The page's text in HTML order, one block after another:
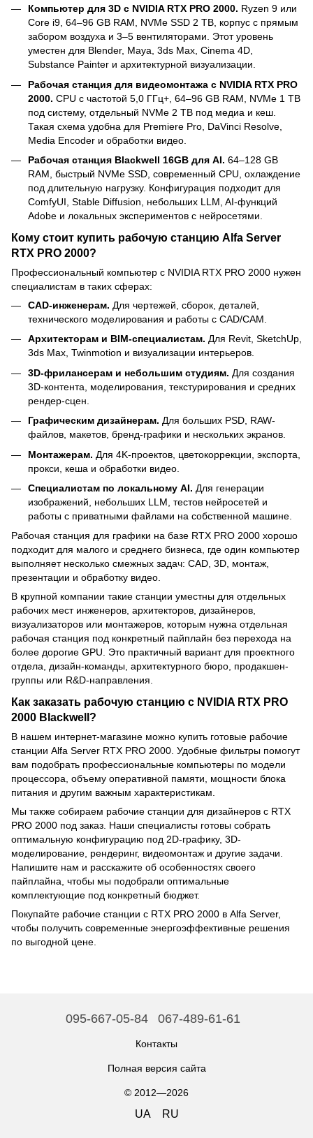
Компьютер для 3D с NVIDIA RTX PRO 2000. Ryzen 9 или
Core i9, 64–96 GB RAM, NVMe SSD 2 TB, корпус с прямым
забором воздуха и 3–5 вентиляторами. Этот уровень
уместен для Blender, Maya, 3ds Max, Cinema 4D,
Substance Painter и архитектурной визуализации.
Рабочая станция для видеомонтажа с NVIDIA RTX PRO
2000. CPU с частотой 5,0 ГГц+, 64–96 GB RAM, NVMe 1 TB
под систему, отдельный NVMe 2 TB под медиа и кеш.
Такая схема удобна для Premiere Pro, DaVinci Resolve,
Media Encoder и обработки видео.
Рабочая станция Blackwell 16GB для AI. 64–128 GB
RAM, быстрый NVMe SSD, современный CPU, охлаждение
под длительную нагрузку. Конфигурация подходит для
ComfyUI, Stable Diffusion, небольших LLM, AI-функций
Adobe и локальных экспериментов с нейросетями.
Кому стоит купить рабочую станцию Alfa Server
RTX PRO 2000?
Профессиональный компьютер с NVIDIA RTX PRO 2000 нужен
специалистам в таких сферах:
CAD-инженерам. Для чертежей, сборок, деталей,
технического моделирования и работы с CAD/CAM.
Архитекторам и BIM-специалистам. Для Revit, SketchUp,
3ds Max, Twinmotion и визуализации интерьеров.
3D-фрилансерам и небольшим студиям. Для создания
3D-контента, моделирования, текстурирования и средних
рендер-сцен.
Графическим дизайнерам. Для больших PSD, RAW-
файлов, макетов, бренд-графики и нескольких экранов.
Монтажерам. Для 4K-проектов, цветокоррекции, экспорта,
прокси, кеша и обработки видео.
Специалистам по локальному AI. Для генерации
изображений, небольших LLM, тестов нейросетей и
работы с приватными файлами на собственной машине.
Рабочая станция для графики на базе RTX PRO 2000 хорошо
подходит для малого и среднего бизнеса, где один компьютер
выполняет несколько смежных задач: CAD, 3D, монтаж,
презентации и обработку видео.
В крупной компании такие станции уместны для отдельных
рабочих мест инженеров, архитекторов, дизайнеров,
визуализаторов или монтажеров, которым нужна отдельная
рабочая станция под конкретный пайплайн без перехода на
более дорогие GPU. Это практичный вариант для проектного
отдела, дизайн-команды, архитектурного бюро, продакшен-
группы или R&D-направления.
Как заказать рабочую станцию с NVIDIA RTX PRO
2000 Blackwell?
В нашем интернет-магазине можно купить готовые рабочие
станции Alfa Server RTX PRO 2000. Удобные фильтры помогут
вам подобрать профессиональные компьютеры по модели
процессора, объему оперативной памяти, мощности блока
питания и другим важным характеристикам.
Мы также собираем рабочие станции для дизайнеров с RTX
PRO 2000 под заказ. Наши специалисты готовы собрать
оптимальную конфигурацию под 2D-графику, 3D-
моделирование, рендеринг, видеомонтаж и другие задачи.
Напишите нам и расскажите об особенностях своего
пайплайна, чтобы мы подобрали оптимальные
комплектующие под конкретный бюджет.
Покупайте рабочие станции с RTX PRO 2000 в Alfa Server,
чтобы получить современные энергоэффективные решения
по выгодной цене.
095-667-05-84 067-489-61-61
Контакты
Полная версия сайта
© 2012—2026
UA RU